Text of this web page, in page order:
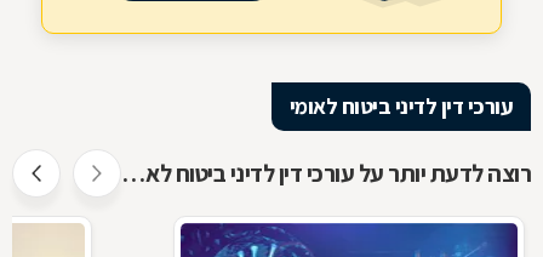
עורכי דין לדיני ביטוח לאומי
רוצה לדעת יותר על עורכי דין לדיני ביטוח לאומי ?